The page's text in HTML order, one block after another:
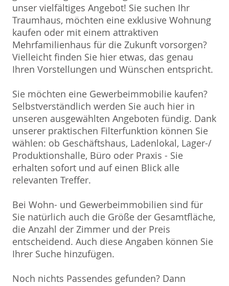
unser vielfältiges Angebot! Sie suchen Ihr
Traumhaus, möchten eine exklusive Wohnung
kaufen oder mit einem attraktiven
Mehrfamilienhaus für die Zukunft vorsorgen?
Vielleicht finden Sie hier etwas, das genau
Ihren Vorstellungen und Wünschen entspricht.
Sie möchten eine Gewerbeimmobilie kaufen?
Selbstverständlich werden Sie auch hier in
unseren ausgewählten Angeboten fündig. Dank
unserer praktischen Filterfunktion können Sie
wählen: ob Geschäftshaus, Ladenlokal, Lager-/
Produktionshalle, Büro oder Praxis - Sie
erhalten sofort und auf einen Blick alle
relevanten Treffer.
Bei Wohn- und Gewerbeimmobilien sind für
Sie natürlich auch die Größe der Gesamtfläche,
die Anzahl der Zimmer und der Preis
entscheidend. Auch diese Angaben können Sie
Ihrer Suche hinzufügen.
Noch nichts Passendes gefunden? Dann